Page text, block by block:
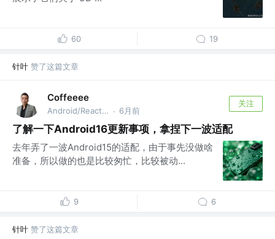
60 19
针叶 赞了这篇文章
Coffeeee
Android/React/Threejs @公众号：Coffeeee · 6月前
关注
了解一下Android16更新事项，拿捏下一波适配
去年弄了一波Android15的适配，由于事先没做啥
准备，所以做的也是比较匆忙，比较被动...
9 6
针叶 赞了这篇文章